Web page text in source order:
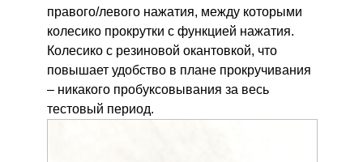
правого/левого нажатия, между которыми
колесико прокрутки с функцией нажатия.
Колесико с резиновой окантовкой, что
повышает удобство в плане прокручивания
– никакого пробуксовывания за весь
тестовый период.